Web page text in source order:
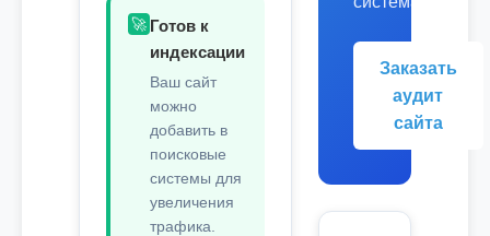
🚀 Готов к
индексации
Ваш сайт
можно
добавить в
поисковые
системы для
увеличения
трафика.
Заказать
аудит
сайта